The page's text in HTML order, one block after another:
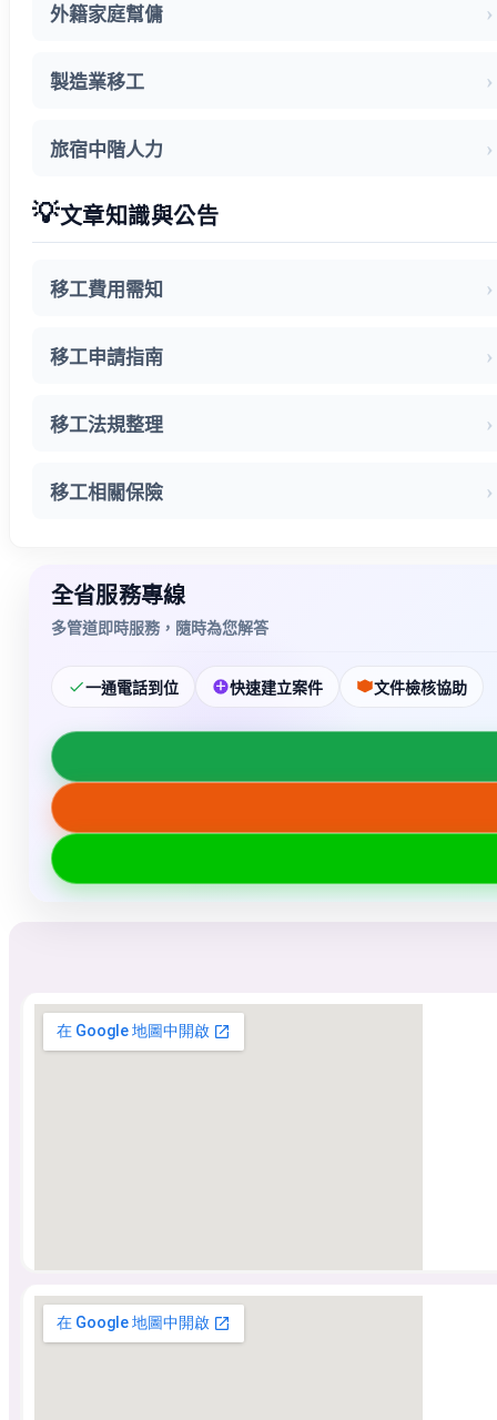
外籍家庭幫傭
製造業移工
旅宿中階人力
💡文章知識與公告
移工費用需知
移工申請指南
移工法規整理
移工相關保險
全省服務專線
多管道即時服務，隨時為您解答
一通電話到位 快速建立案件 文件檢核協助